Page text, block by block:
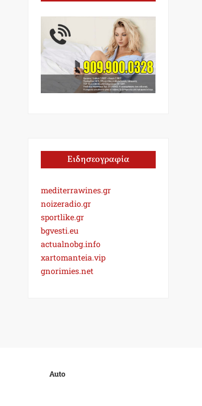
Ειδησεογραφία
mediterrawines.gr
noizeradio.gr
sportlike.gr
bgvesti.eu
actualnobg.info
xartomanteia.vip
gnorimies.net
Auto